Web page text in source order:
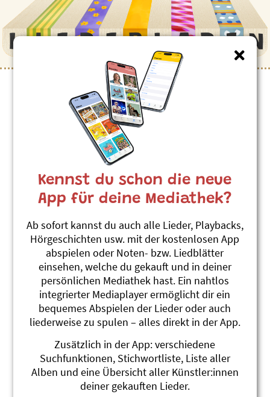
Eli Spielt Posune
Roland Schwab
Kennst du schon die neue
App für deine Mediathek?
Ab sofort kannst du auch alle Lieder, Playbacks,
Hörgeschichten usw. mit der kostenlosen App
abspielen oder Noten- bzw. Liedblätter
einsehen, welche du gekauft und in deiner
persönlichen Mediathek hast. Ein nahtlos
integrierter Mediaplayer ermöglicht dir ein
bequemes Abspielen der Lieder oder auch
liederweise zu spulen – alles direkt in der App.
Zusätzlich in der App: verschiedene
Suchfunktionen, Stichwortliste, Liste aller
Alben und eine Übersicht aller Künstler:innen
deiner gekauften Lieder.